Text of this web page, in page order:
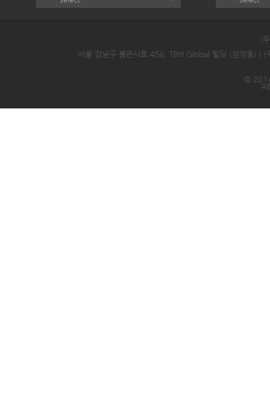
(
서울 강남구 봉은사로 456, TBH Global 빌딩 (삼성동) |
©